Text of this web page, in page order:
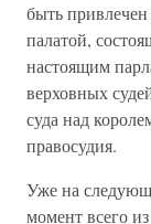
быть
палатой,
настоящим
верховных
суда над
правосудия.
Уже на
момент всего